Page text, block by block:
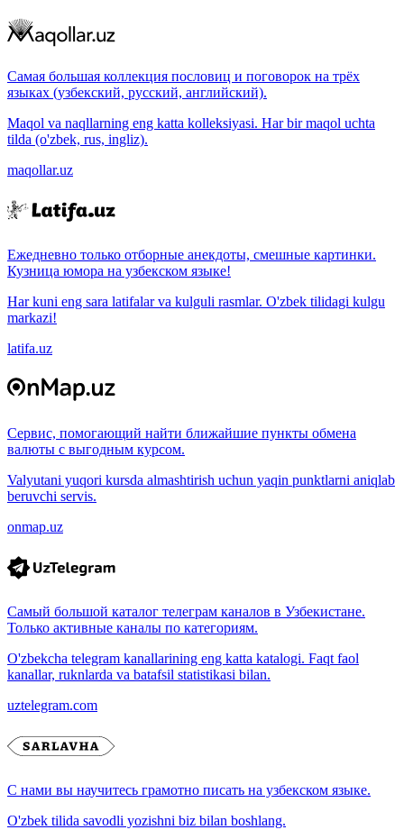
Самая большая коллекция пословиц и поговорок на трёх
языках (узбекский, русский, английский).
Maqol va naqllarning eng katta kolleksiyasi. Har bir maqol uchta
tilda (o'zbek, rus, ingliz).
maqollar.uz
Ежедневно только отборные анекдоты, смешные картинки.
Кузница юмора на узбекском языке!
Har kuni eng sara latifalar va kulguli rasmlar. O'zbek tilidagi kulgu
markazi!
latifa.uz
Сервис, помогающий найти ближайшие пункты обмена
валюты с выгодным курсом.
Valyutani yuqori kursda almashtirish uchun yaqin punktlarni aniqlab
beruvchi servis.
onmap.uz
Самый большой каталог телеграм каналов в Узбекистане.
Только активные каналы по категориям.
O'zbekcha telegram kanallarining eng katta katalogi. Faqt faol
kanallar, ruknlarda va batafsil statistikasi bilan.
uztelegram.com
С нами вы научитесь грамотно писать на узбекском языке.
O'zbek tilida savodli yozishni biz bilan boshlang.